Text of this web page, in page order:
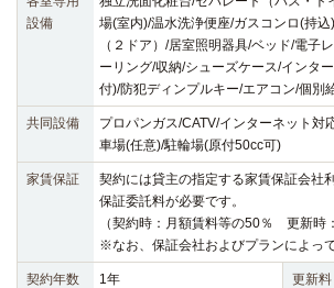
設備
場(室内)/温水洗浄便座/ガスコンロ(持
（２ドア）/居室照明器具/ベッド/電子
ーリング/収納/シューズケース/インタ
付)/防犯ディンプルキー/エアコン/個別
共同設備
プロパンガス/CATV/インターネット対
車場(任意)/駐輪場(原付50cc可)
家賃保証
契約には貸主の指定する家賃保証会社
保証委託料が必要です。
（契約時：月額賃料等の50％ 更新時
※なお、保証会社およびプランによっ
契約年数 1年 更新料